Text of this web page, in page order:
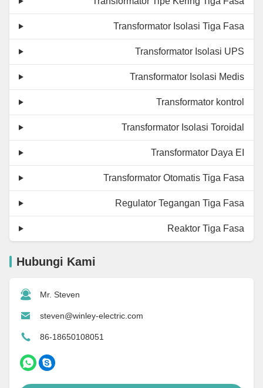
Transformator Isolasi Tiga Fasa
Transformator Isolasi UPS
Transformator Isolasi Medis
Transformator kontrol
Transformator Isolasi Toroidal
Transformator Daya EI
Transformator Otomatis Tiga Fasa
Regulator Tegangan Tiga Fasa
Reaktor Tiga Fasa
Hubungi Kami
Mr. Steven
steven@winley-electric.com
86-18650108051